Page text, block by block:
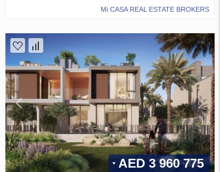
Mi CASA REAL ESTATE BROKERS
3 960 775 AED